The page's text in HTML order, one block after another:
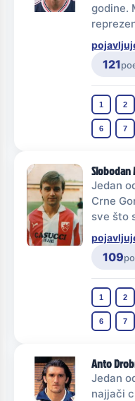
godine.
121
1 2
6 7
Slobodan
Jedan
Crne
sve što
109
1 2
6 7
Anto
Jedan
najjači